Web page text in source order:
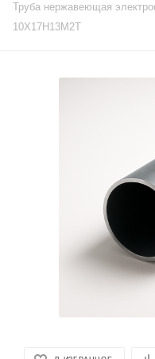
Труба нержавеющая
10Х17Н13М2Т